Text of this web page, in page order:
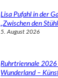
Lisa Pufahl in der
„Zwischen den
5. August 2026
Ruhrtriennale 2026
Wunderland –